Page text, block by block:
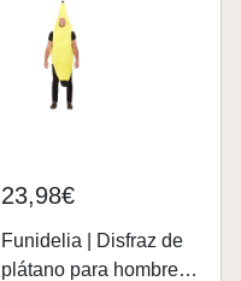
23,98€
Funidelia | Disfraz de
plátano para hombre y